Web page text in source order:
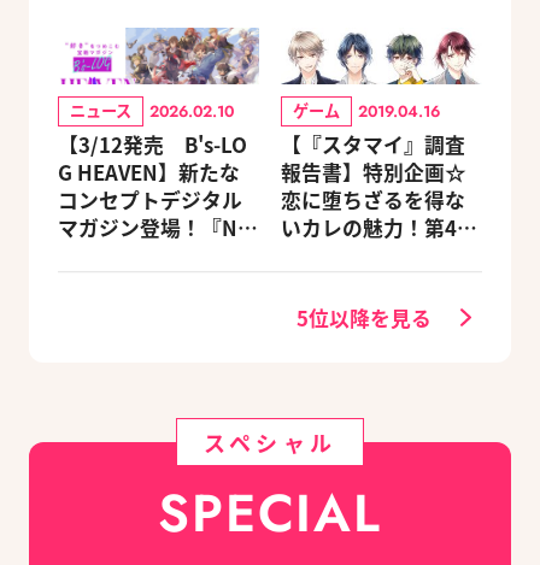
ニュース 2026.02.10
【3/12発売 B's-LO
G HEAVEN】新たな
コンセプトデジタル
マガジン登場！『NU:
ゲーム 2019.04.16
【『スタマイ』調査
報告書】特別企画☆
恋に堕ちざるを得な
いカレの魅力！第4
5位以降を見る
スペシャル
SPECIAL